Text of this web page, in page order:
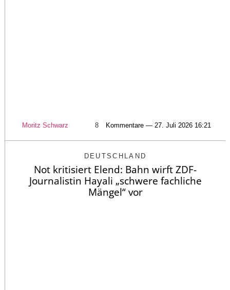
Moritz Schwarz 8 Kommentare — 27. Juli 2026 16:21
DEUTSCHLAND
Not kritisiert Elend: Bahn wirft ZDF-
Journalistin Hayali „schwere fachliche
Mängel“ vor